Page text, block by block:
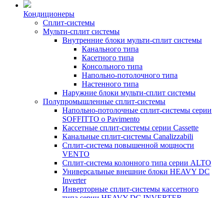
Кондиционеры
Сплит-системы
Мульти-сплит системы
Внутренние блоки мульти-сплит системы
Канального типа
Касетного типа
Консольного типа
Напольно-потолочного типа
Настенного типа
Наружние блоки мульти-сплит системы
Полупромышленные сплит-системы
Напольно-потолочные сплит-системы серии
SOFFITTO o Pavimento
Кассетные сплит-системы серии Cassette
Канальные сплит-системы Canalizzabili
Сплит-система повышенной мощности
VENTO
Сплит-система колонного типа серии ALTO
Универсальные внешние блоки HEAVY DC
Inverter
Инверторные сплит-системы кассетного